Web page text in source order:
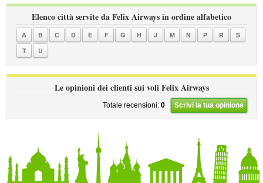
Elenco città servite da Felix Airways in ordine alfabetico
A B C D E F G H J M N P R
S
T
U
Le opinioni dei clienti sui voli Felix Airways
Totale recensioni: 0 Scrivi la tua opinione